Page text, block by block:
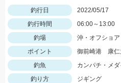
釣行日
2022/05/17
釣行時間
06:00～13:00
釣場
沖・オフショア
ポイント
御前崎港 康仁
釣魚
カンパチ・メダ
釣り方
ジギング